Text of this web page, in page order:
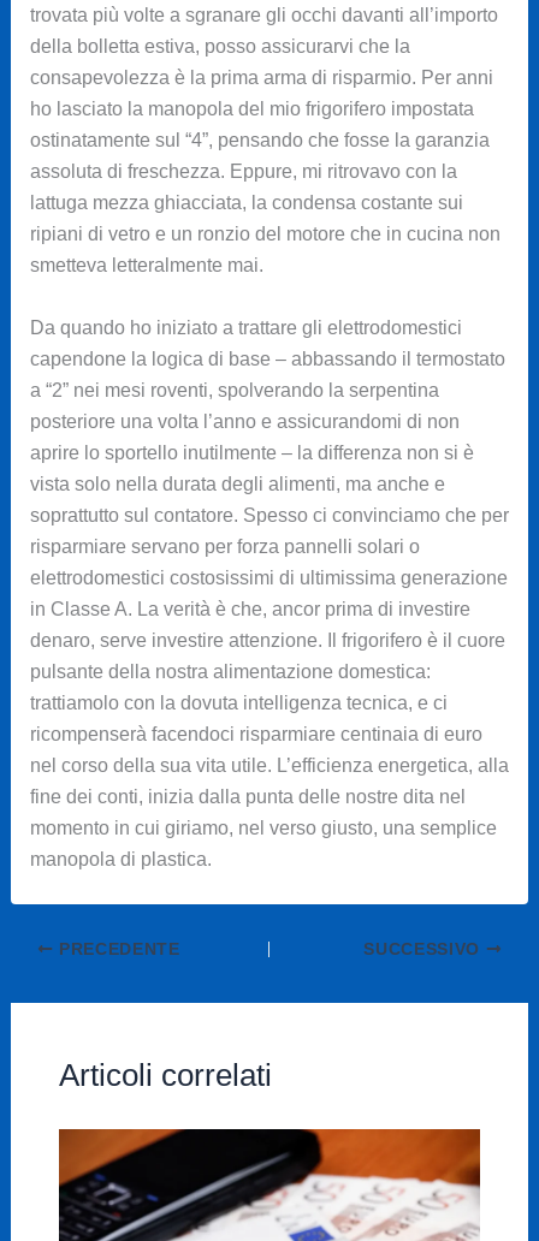
trovata più volte a sgranare gli occhi davanti all’importo
della bolletta estiva, posso assicurarvi che la
consapevolezza è la prima arma di risparmio. Per anni
ho lasciato la manopola del mio frigorifero impostata
ostinatamente sul “4”, pensando che fosse la garanzia
assoluta di freschezza. Eppure, mi ritrovavo con la
lattuga mezza ghiacciata, la condensa costante sui
ripiani di vetro e un ronzio del motore che in cucina non
smetteva letteralmente mai.
Da quando ho iniziato a trattare gli elettrodomestici
capendone la logica di base – abbassando il termostato
a “2” nei mesi roventi, spolverando la serpentina
posteriore una volta l’anno e assicurandomi di non
aprire lo sportello inutilmente – la differenza non si è
vista solo nella durata degli alimenti, ma anche e
soprattutto sul contatore. Spesso ci convinciamo che per
risparmiare servano per forza pannelli solari o
elettrodomestici costosissimi di ultimissima generazione
in Classe A. La verità è che, ancor prima di investire
denaro, serve investire attenzione. Il frigorifero è il cuore
pulsante della nostra alimentazione domestica:
trattiamolo con la dovuta intelligenza tecnica, e ci
ricompenserà facendoci risparmiare centinaia di euro
nel corso della sua vita utile. L’efficienza energetica, alla
fine dei conti, inizia dalla punta delle nostre dita nel
momento in cui giriamo, nel verso giusto, una semplice
manopola di plastica.
PRECEDENTE SUCCESSIVO
Articoli correlati